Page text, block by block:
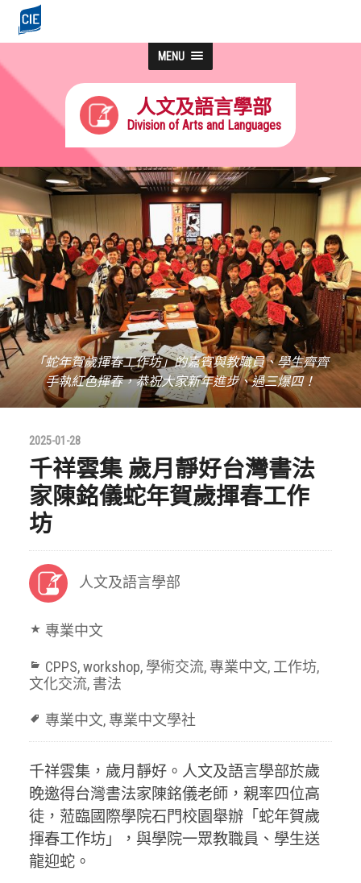
MENU
人文及語言學部
Division of Arts and Languages
「蛇年賀歲揮春工作坊」的嘉賓與教職員、學生齊齊
手執紅色揮春，恭祝大家新年進步、過三爆四！
2025-01-28
千祥雲集 歲月靜好台灣書法
家陳銘儀蛇年賀歲揮春工作
坊
人文及語言學部
專業中文
CPPS,workshop, 學術交流,專業中文, 工作坊,
文化交流, 書法
專業中文,專業中文學社
千祥雲集，歲月靜好。人文及語言學部於歲
晚邀得台灣書法家陳銘儀老師，親率四位高
徒，蒞臨國際學院石門校園舉辦「蛇年賀歲
揮春工作坊」，與學院一眾教職員、學生送
龍迎蛇。